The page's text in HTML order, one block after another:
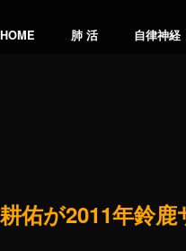
HOME 肺 活 自律神経
佑が2011年鈴